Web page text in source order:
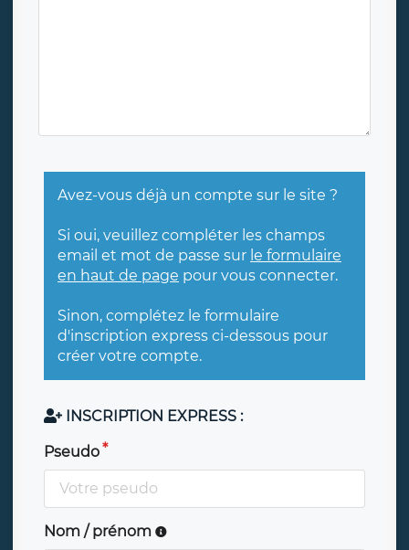
Avez-vous déjà un compte sur le site ?
Si oui, veuillez compléter les champs
email et mot de passe sur le formulaire
en haut de page pour vous connecter.
Sinon, complétez le formulaire
d'inscription express ci-dessous pour
créer votre compte.
INSCRIPTION EXPRESS :
Pseudo
Nom / prénom